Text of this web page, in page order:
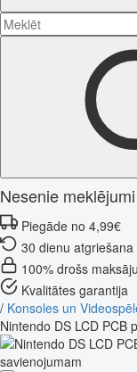
Nesenie meklējumi
Piegāde no 4,99€
30 dienu atgriešana
100% drošs
Kvalitātes garantija
/ Konsoles un
Nintendo DS LCD PCB